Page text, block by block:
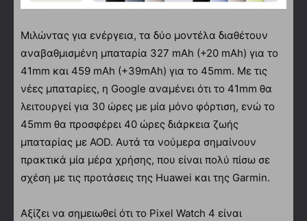
Μιλώντας για ενέργεια, τα δύο μοντέλα διαθέτουν
αναβαθμισμένη μπαταρία 327 mAh (+20 mAh) για το
41mm και 459 mAh (+39mAh) για το 45mm. Με τις
νέες μπαταρίες, η Google αναμένει ότι το 41mm θα
λειτουργεί για 30 ώρες με μία μόνο φόρτιση, ενώ το
45mm θα προσφέρει 40 ώρες διάρκεια ζωής
μπαταρίας με AOD. Αυτά τα νούμερα σημαίνουν
πρακτικά μία μέρα χρήσης, που είναι πολύ πίσω σε
σχέση με τις προτάσεις της Huawei και της Garmin.
Αξίζει να σημειωθεί ότι το Pixel Watch 4 είναι